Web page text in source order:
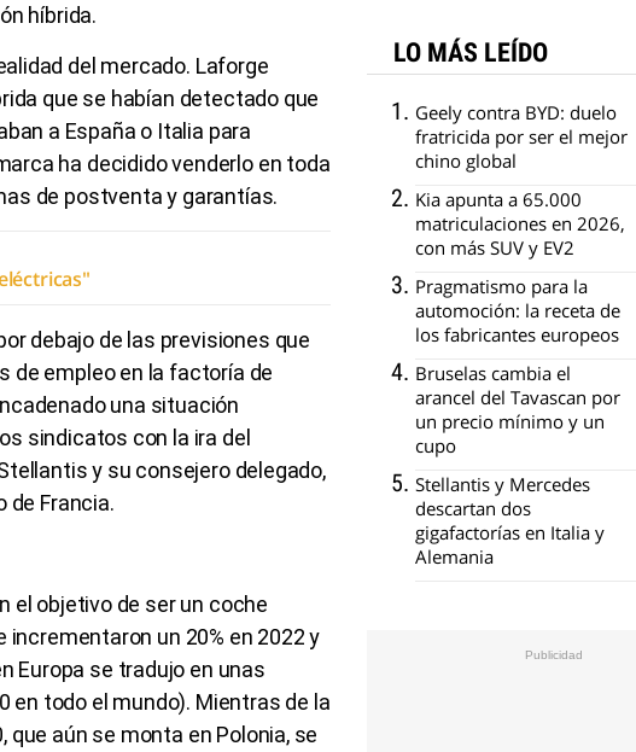
híbrida.
del mercado. Laforge
que se habían detectado que
a España o Italia para
ha decidido venderlo en toda
de postventa y garantías.
debajo de las previsiones que
de empleo en la factoría de
una situación
sindicatos con la ira del
y su consejero delegado,
de Francia.
el objetivo de ser un coche
un 20% en 2022 y
Europa se tradujo en unas
en todo el mundo). Mientras de la
aún se monta en Polonia, se
LO MÁS LEÍDO
Geely contra BYD: duelo
fratricida por ser el mejor
chino global
Kia apunta a 65.000
matriculaciones en 2026,
con más SUV y EV2
Pragmatismo para la
automoción: la receta de
los fabricantes europeos
Bruselas cambia el
arancel del Tavascan por
un precio mínimo y un
cupo
Stellantis y Mercedes
descartan dos
gigafactorías en Italia y
Alemania